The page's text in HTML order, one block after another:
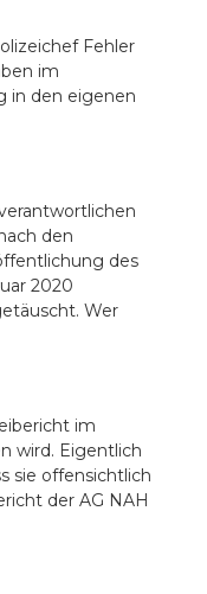
Fehler
im
in den eigenen
den
ffentlichung des
2020
Wer
im
wird. Eigentlich
sie offensichtlich
der AG NAH